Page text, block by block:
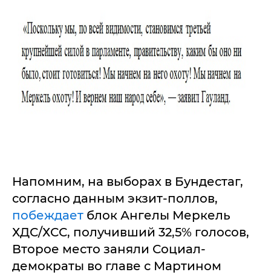
Напомним, на выборах в Бундестаг,
согласно данным экзит-поллов,
побеждает блок Ангелы Меркель
ХДС/ХСС, получивший 32,5% голосов,
Второе место заняли Социал-
демократы во главе с Мартином